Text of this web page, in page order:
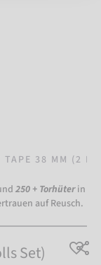
TAPE 38 MM (2
250 + Torhüter in
auf Reusch.
Set)